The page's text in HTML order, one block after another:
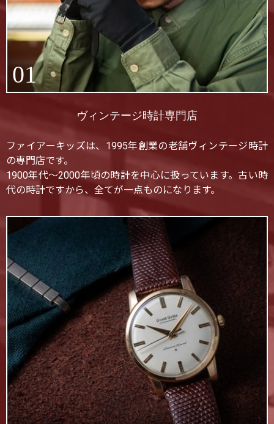
01
ヴィンテージ時計専門店
ファイアーキッズは、1995年創業の老舗ヴィンテージ時計
の専門店です。
1900年代〜2000年頃の時計を中心に扱っています。古い時
代の時計ですから、全てが一点ものになります。